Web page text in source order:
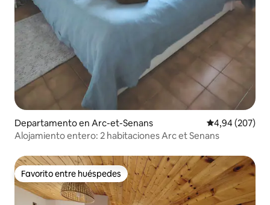
Departamento en Arc-et-Senans Calificación
4,94 (207)
Alojamiento entero: 2 habitaciones Arc et Senans
Favorito entre huéspedes
Favorito entre huéspedes